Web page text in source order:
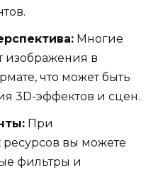
Многие
изображения в
что может быть
3D-эффектов и сцен.
При
ресурсов вы можете
фильтры и